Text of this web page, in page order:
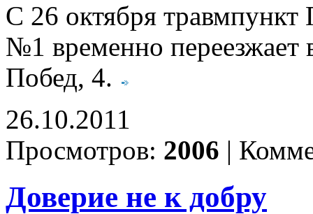
С 26 октября
№1 временно
Побед, 4.
26.10.2011
Просмотров: 2006 |
Доверие не к добру